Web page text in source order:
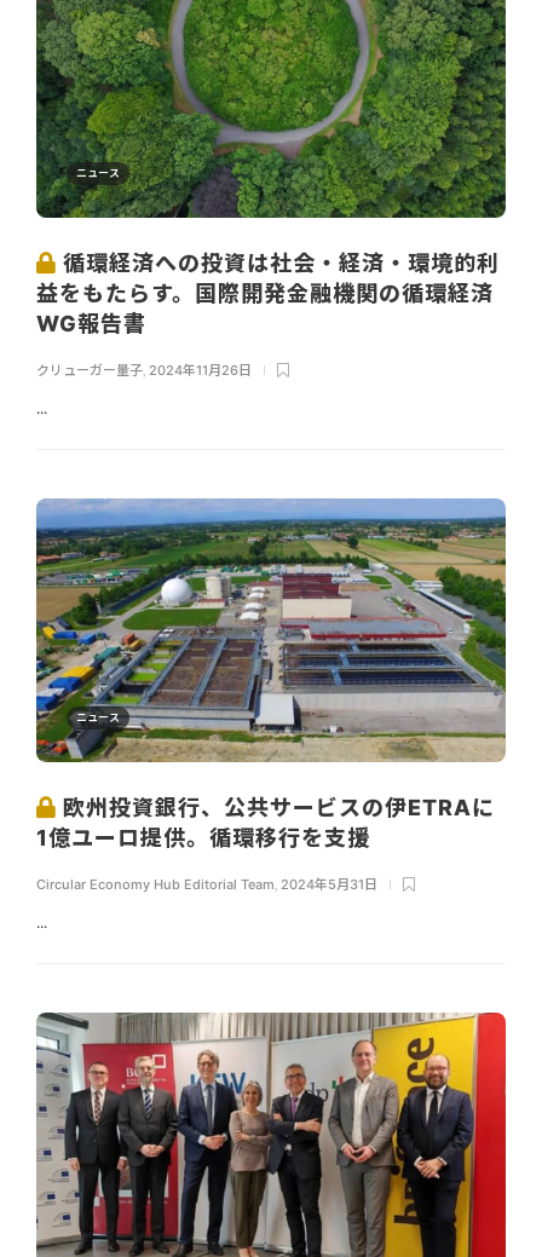
ニュース
循環経済への投資は社会・経済・環境的利
益をもたらす。国際開発金融機関の循環経済
WG報告書
クリューガー量子, 2024年11月26日
...
ニュース
欧州投資銀行、公共サービスの伊ETRAに
1億ユーロ提供。循環移行を支援
Circular Economy Hub Editorial Team, 2024年5月31日
...